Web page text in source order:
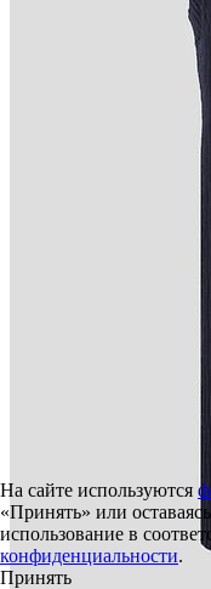
На сайте используются
«Принять» или
использование в
конфиденциальности.
Принять